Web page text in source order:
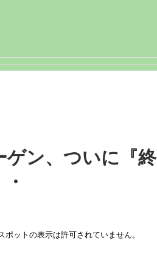
ゲン、ついに『終